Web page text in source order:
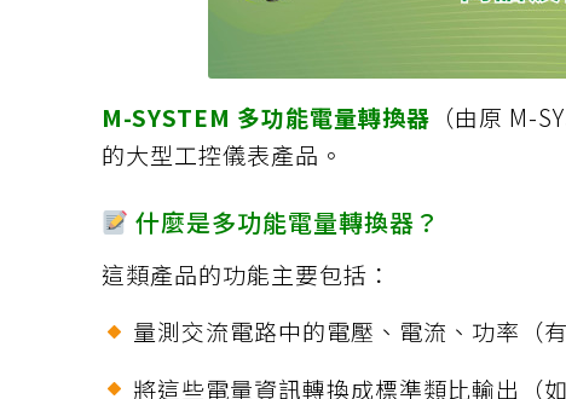
M-SYSTEM 多功能電量轉換器 （由原 M-
的大型工控儀表產品。
什麼是多功能電量轉換器？
這類產品的功能主要包括：
量測交流電路中的電壓、電流、功率（
將這些電量資訊轉換成標準類比輸出（